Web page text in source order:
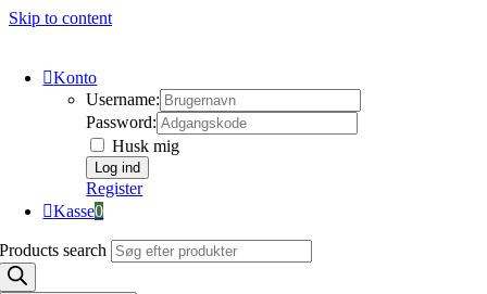
Skip to content
Konto
Username:
Password:
Husk mig
Register
Kasse0
Products search